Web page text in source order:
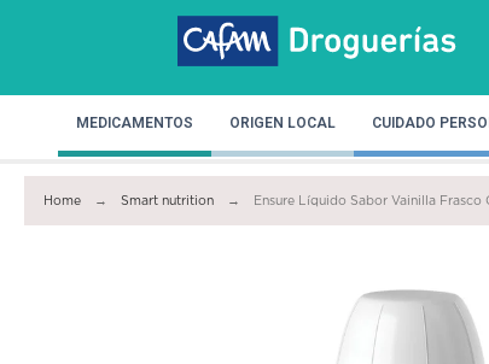
MEDICAMENTOS ORIGEN LOCAL CUIDADO
Home Smart nutrition Ensure Líquido Sabor Vainilla Frasco